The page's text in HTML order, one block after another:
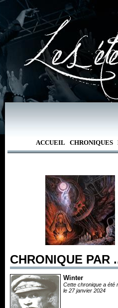
ACCUEIL CHRONIQUES
CHRONIQUE PAR
Winter
Cette chronique a été
le 27 janvier 2024